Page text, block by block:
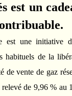
est un
est une initiative
habituels de la
de vente de gaz
de 9,96 %